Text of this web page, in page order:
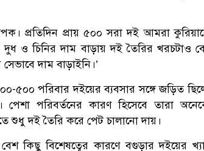
প্রতিদিন প্রায় ৫০০ সরা দই আমরা
দুধ ও চিনির দাম বাড়ায় দই তৈরির খরচটাও
দাম বাড়াইনি।’
৫০০ পরিবার দইয়ের ব্যবসার সঙ্গে জড়িত
পরিবর্তনের কারণ হিসেবে তারা
শুধু দই তৈরি করে পেট চালানো দায়।
কিছু বিশেষত্বের কারণে বগুড়ার দইয়ের